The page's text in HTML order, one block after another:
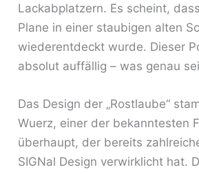
Lackabplatzern. Es scheint,
Plane in einer staubigen alten
wiederentdeckt wurde. Dieser
absolut auffällig – was genau
Das Design der „Rostlaube“
Wuerz, einer der bekanntesten
überhaupt, der bereits
SIGNal Design verwirklicht hat.